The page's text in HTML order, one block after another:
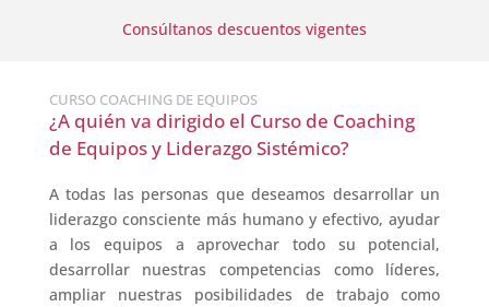
Consúltanos descuentos vigentes
CURSO COACHING DE EQUIPOS
¿A quién va dirigido el Curso de Coaching
de Equipos y Liderazgo Sistémico?
A todas las personas que deseamos desarrollar un
liderazgo consciente más humano y efectivo, ayudar
a los equipos a aprovechar todo su potencial,
desarrollar nuestras competencias como líderes,
ampliar nuestras posibilidades de trabajo como